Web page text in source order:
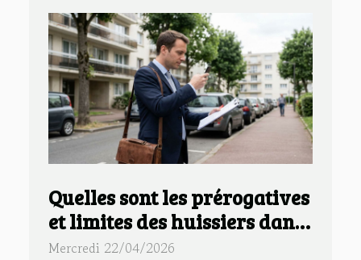
Quelles sont les prérogatives
et limites des huissiers dans
le 94 ?
Mercredi 22/04/2026